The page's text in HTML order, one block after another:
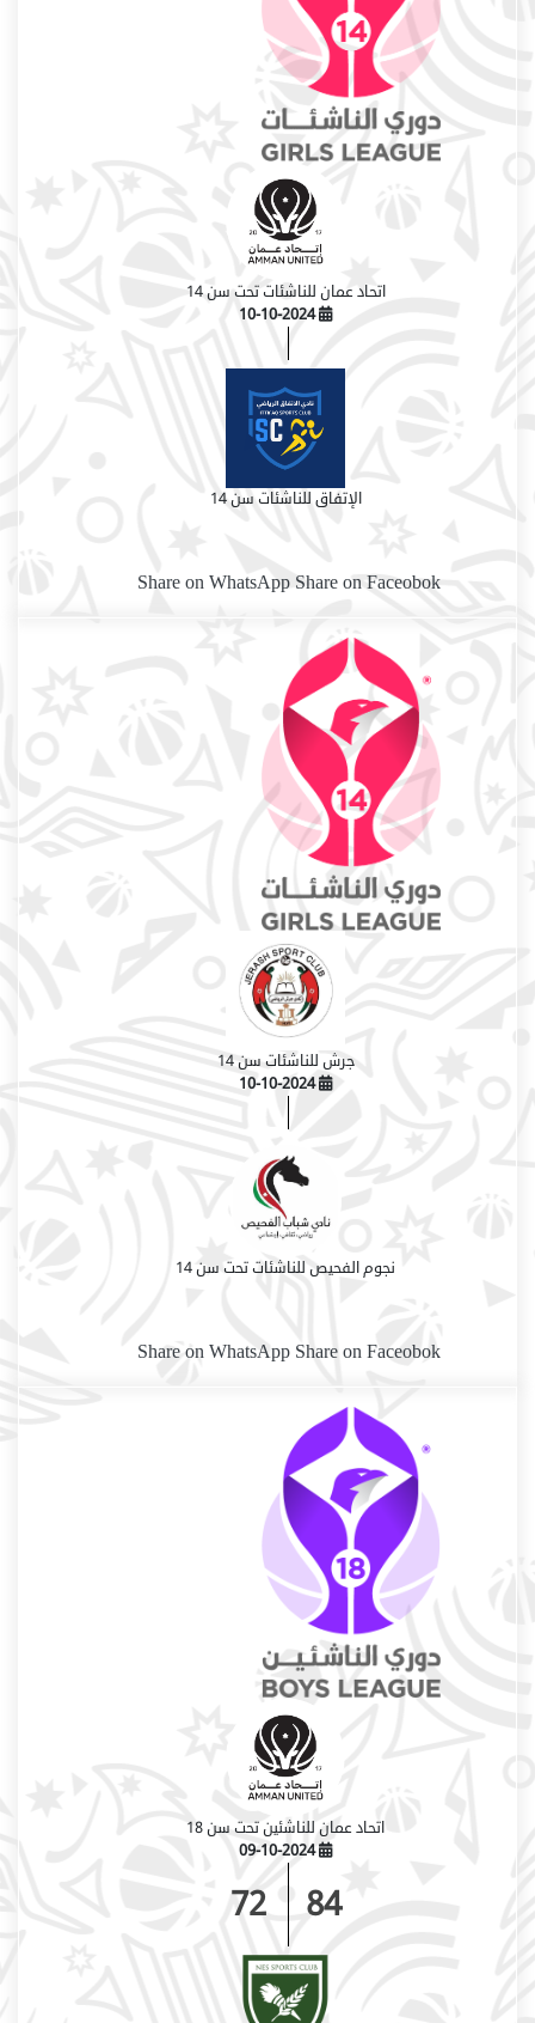
اتحاد عمان للناشئات تحت سن 14
10-10-2024
الإتفاق للناشئات سن 14
Share on WhatsApp Share on Faceobok
جرش للناشئات سن 14
10-10-2024
نجوم الفحيص للناشئات تحت سن 14
Share on WhatsApp Share on Faceobok
اتحاد عمان للناشئين تحت سن 18
09-10-2024
84
72